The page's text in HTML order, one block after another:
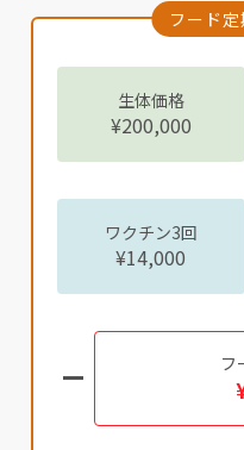
フード
生体価格
¥200,000
ワクチン3回
¥14,000
フ